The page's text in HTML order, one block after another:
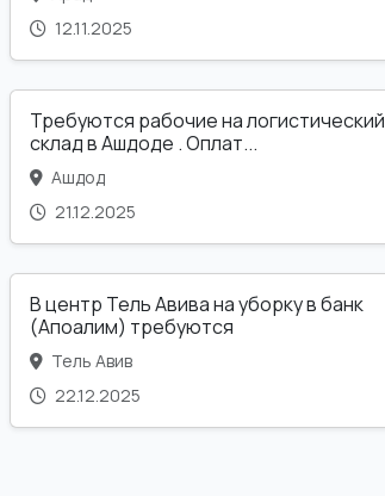
12.11.2025
Требуются рабочие на логистический
склад в Ашдоде . Оплат...
Ашдод
21.12.2025
В центр Тель Авива на уборку в банк
(Апоалим) требуются
Тель Авив
22.12.2025